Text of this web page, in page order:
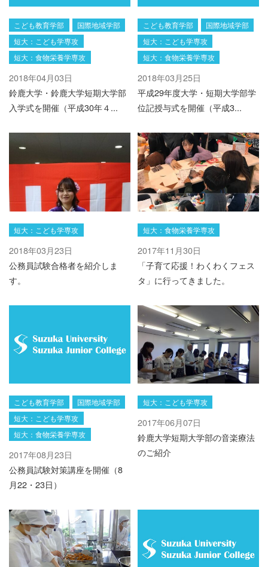
こども教育学部
国際地域学部
短大：こども学専攻
短大：食物栄養学専攻
2018年04月03日
鈴鹿大学・鈴鹿大学短期大学部
入学式を開催（平成30年４...
こども教育学部
国際地域学部
短大：こども学専攻
短大：食物栄養学専攻
2018年03月25日
平成29年度大学・短期大学部学
位記授与式を開催（平成3...
短大：こども学専攻
2018年03月23日
公務員試験合格者を紹介しま
す。
短大：食物栄養学専攻
2017年11月30日
「子育て応援！わくわくフェス
タ」に行ってきました。
こども教育学部
国際地域学部
短大：こども学専攻
短大：食物栄養学専攻
2017年08月23日
公務員試験対策講座を開催（8
月22・23日）
短大：こども学専攻
2017年06月07日
鈴鹿大学短期大学部の音楽療法
のご紹介